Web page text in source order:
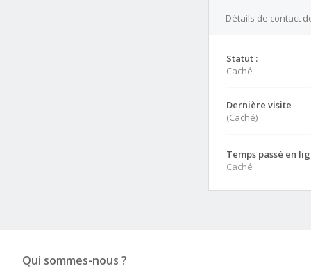
Détails de contact
Statut :
Caché
Dernière visite
(Caché)
Temps passé en
Caché
Qui sommes-nous ?